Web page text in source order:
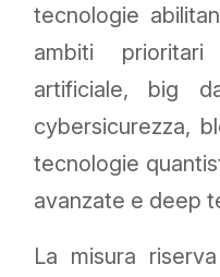
tecnologie
ambiti prioritari
artificiale, big
cybersicurezza,
tecnologie
avanzate e deep
La misura